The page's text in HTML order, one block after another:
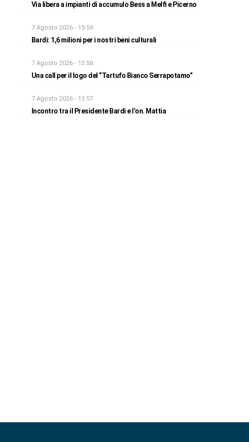
Via libera a impianti di accumulo Bess a Melfi e Picerno
7 Agosto 2026 - 15:59
Bardi: 1,6 milioni per i nostri beni culturali
7 Agosto 2026 - 13:58
Una call per il logo del “Tartufo Bianco Serrapotamo”
7 Agosto 2026 - 13:57
Incontro tra il Presidente Bardi e l’on. Mattia